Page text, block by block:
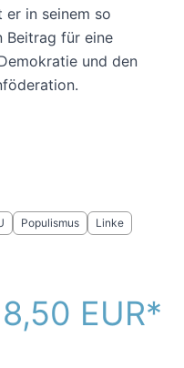
in seinem so
Beitrag für eine
und den
Populismus
Linke
EUR